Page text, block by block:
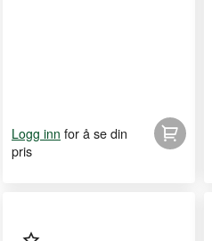
Logg inn for å se din
pris